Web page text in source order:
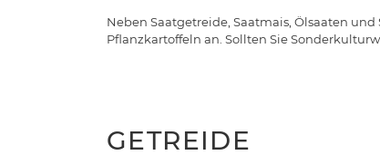
Neben Saatgetreide, Saatmais, Ölsaaten
Pflanzkartoffeln an. Sollten Sie
GETREIDE